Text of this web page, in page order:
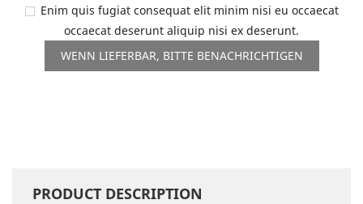
Enim quis fugiat consequat elit minim nisi eu occaecat
occaecat deserunt aliquip nisi ex deserunt.
WENN LIEFERBAR, BITTE BENACHRICHTIGEN
PRODUCT DESCRIPTION